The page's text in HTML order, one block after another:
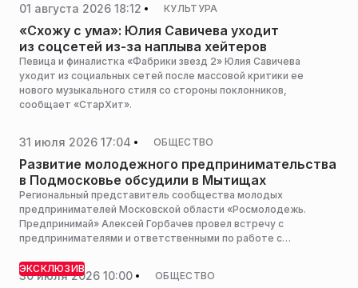
01 августа 2026 18:12 КУЛЬТУРА
«Схожу с ума»: Юлия Савичева уходит
из соцсетей из-за наплыва хейтеров
Певица и финалистка «Фабрики звезд 2» Юлия Савичева
уходит из социальных сетей после массовой критики ее
нового музыкального стиля со стороны поклонников,
сообщает «СтарХит».
31 июля 2026 17:04 ОБЩЕСТВО
Развитие молодежного предпринимательства
в Подмосковье обсудили в Мытищах
Региональный представитель сообщества молодых
предпринимателей Московской области «Росмолодежь.
Предпринимай» Алексей Горбачев провел встречу с
предпринимателями и ответственными по работе с
информационном центре «Леонидовка», сообщила пресс-
служба администрации городского округа Мытищи.
ЭКСКЛЮЗИВ
30 июля 2026 10:00 ОБЩЕСТВО